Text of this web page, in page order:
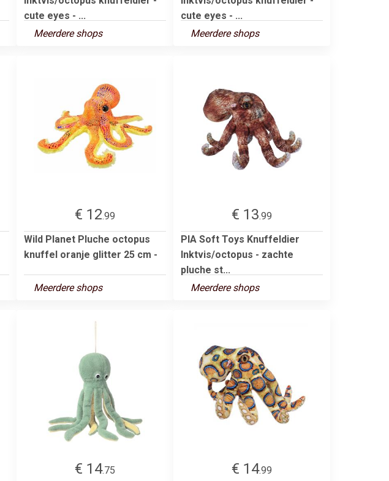
cute eyes - ...
Meerdere shops
cute eyes - ...
Meerdere shops
€ 12.99
Wild Planet Pluche octopus
knuffel oranje glitter 25 cm -
Meerdere shops
€ 13.99
PIA Soft Toys Knuffeldier
Inktvis/octopus - zachte
pluche st...
Meerdere shops
€ 14.75
€ 14.99